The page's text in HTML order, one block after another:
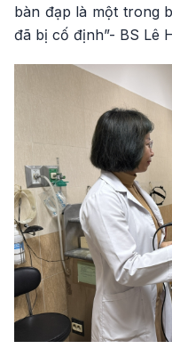
bàn đạp là một trong
đã bị cố định”- BS Lê